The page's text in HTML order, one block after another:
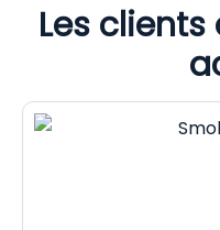
Les